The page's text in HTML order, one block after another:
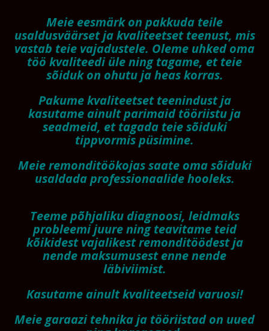
Meie eesmärk on pakkuda teile
usaldusväärset ja kvaliteetset teenust, mis
vastab teie vajadustele. Oleme uhked oma
töö kvaliteedi üle ning tagame, et teie
sõiduk on ohutu ja heas korras.
Pakume kvaliteetset teenindust ja
kasutame ainult parimaid tööriistu ja
seadmeid, et tagada teie sõiduki
tippvormis püsimine.
Meie remonditöökojas saate oma sõiduki
usaldada professionaalide hooleks.
Teeme põhjaliku diagnoosi, leidmaks
probleemi juure ning teavitame teid
kõikidest vajalikest remonditöödest ja
nende maksumusest enne nende
läbiviimist.
Kasutame ainult kvaliteetseid varuosi!
Meie garaazi tehnika ja tööriistad on uued